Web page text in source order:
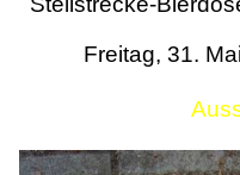
Literatur
Termine
Freitag, 31.